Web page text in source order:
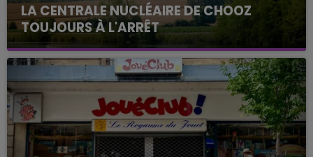
LA CENTRALE NUCLÉAIRE DE CHOOZ
TOUJOURS À L'ARRÊT
Cela fait déjà une semaine que la centrale
nucléaire ardennaise est à l'arrêt. Une situation
justifiée par la sécheresse intense qui est toujours
présente.